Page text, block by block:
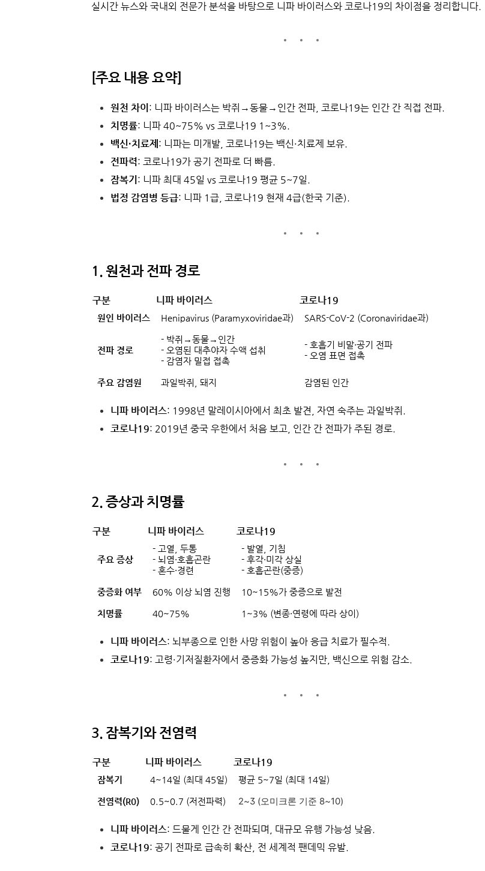
실시간 뉴스와 국내외 전문가 분석을 바탕으로 니파 바이러스와 코로나19의 차이점을 정리합니다.
[주요 내용 요약]
원천 차이 : 니파 바이러스는 박쥐→동물→인간 전파, 코로나19는 인간 간 직접 전파.
치명률: 니파 40~75% vs 코로나19 1~3%.
백신·치료제 : 니파는 미개발, 코로나19는 백신·치료제 보유.
전파력: 코로나19가 공기 전파로 더 빠름.
잠복기 : 니파 최대 45일 vs 코로나19 평균 5~7일.
법정 감염병 등급: 니파 1급, 코로나19 현재 4급(한국 기준).
1. 원천과 전파 경로
구분 니파 바이러스 코로나19
원인 바이러스 Henipavirus (Paramyxoviridae과) SARS-CoV-2 (Coronaviridae과)
전파 경로
- 박쥐→동물→인간
- 오염된 대추야자 수액 섭취
- 감염자 밀접 접촉
- 호흡기 비말·공기 전파
- 오염 표면 접촉
주요 감염원 과일박쥐, 돼지 감염된 인간
니파 바이러스: 1998년 말레이시아에서 최초 발견, 자연 숙주는 과일박쥐.
코로나19: 2019년 중국 우한에서 처음 보고, 인간 간 전파가 주된 경로.
2. 증상과 치명률
구분 니파 바이러스 코로나19
주요 증상
- 고열, 두통
- 뇌염·호흡곤란
- 혼수·경련
- 발열, 기침
- 후각·미각 상실
- 호흡곤란(중증)
중증화 여부 60% 이상 뇌염 진행 10~15%가 중증으로 발전
치명률 40~75% 1~3% (변종·연령에 따라 상이)
니파 바이러스: 뇌부종으로 인한 사망 위험이 높아 응급 치료가 필수적.
코로나19: 고령·기저질환자에서 중증화 가능성 높지만, 백신으로 위험 감소.
3. 잠복기와 전염력
구분 니파 바이러스 코로나19
잠복기 4~14일 (최대 45일) 평균 5~7일 (최대 14일)
전염력(R0) 0.5~0.7 (저전파력) 2~3 (오미크론 기준 8~10)
니파 바이러스: 드물게 인간 간 전파되며, 대규모 유행 가능성 낮음.
코로나19: 공기 전파로 급속히 확산, 전 세계적 팬데믹 유발.